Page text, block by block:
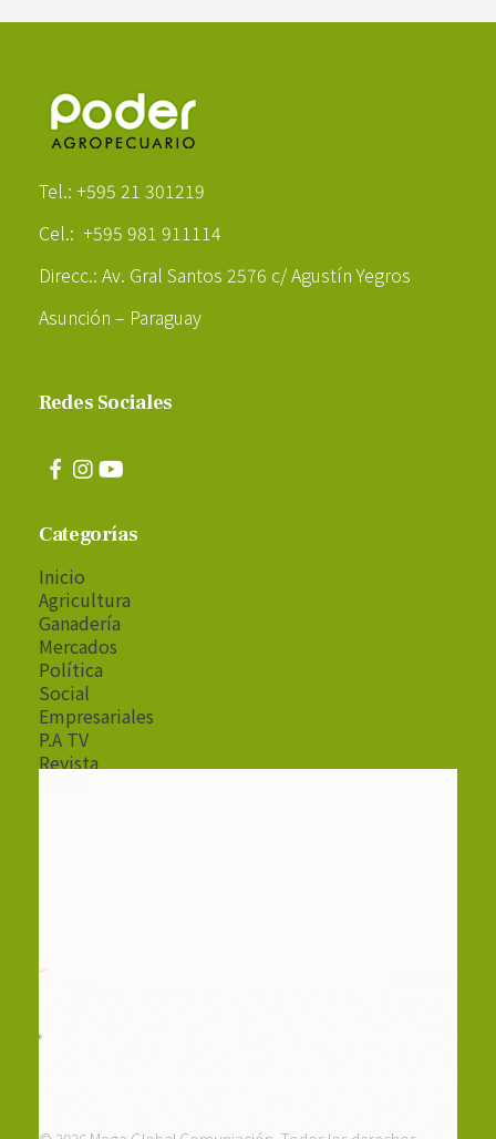
Tel.: +595 21 301219
Cel.: +595 981 911114
Direcc.: Av. Gral Santos 2576 c/ Agustín Yegros
Asunción – Paraguay
Redes Sociales
Categorías
Inicio
Agricultura
Ganadería
Mercados
Política
Social
Empresariales
P.A TV
Revista